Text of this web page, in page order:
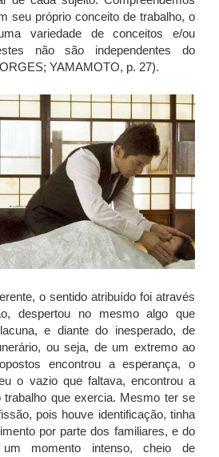
seu próprio conceito de trabalho, o
variedade de conceitos e/ou
não são independentes do
YAMAMOTO, p. 27).
o sentido atribuído foi através
despertou no mesmo algo que
e diante do inesperado, de
ou seja, de um extremo ao
encontrou a esperança, o
o vazio que faltava, encontrou a
trabalho que exercia. Mesmo ter se
pois houve identificação, tinha
por parte dos familiares, e do
momento intenso, cheio de